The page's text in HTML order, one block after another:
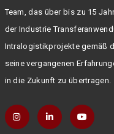
Team, das über bis zu 15
der Industrie
Intralogistikprojekte gemäß
seine vergangenen
in die Zukunft zu übertragen.